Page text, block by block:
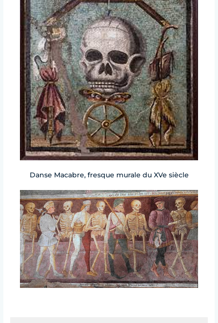
Danse Macabre, fresque murale du XVe siècle